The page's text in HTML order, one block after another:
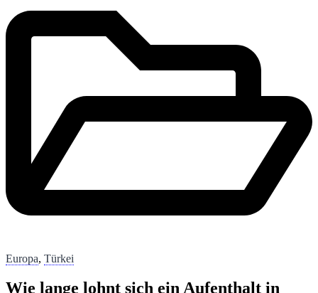
Europa, Türkei
Wie lange lohnt sich ein Aufenthalt in